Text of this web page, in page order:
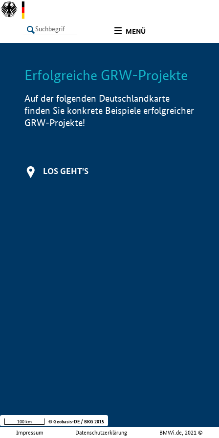
MENÜ
LISTE Info
Erfolgreiche GRW-Projekte
Auf der folgenden Deutschlandkarte
finden Sie konkrete Beispiele erfolgreicher
GRW-Projekte!
LOS GEHT'S
Impressum Datenschutzerklärung BMWi.de, 2021 ©
100 km © Geobasis-DE / BKG 2015